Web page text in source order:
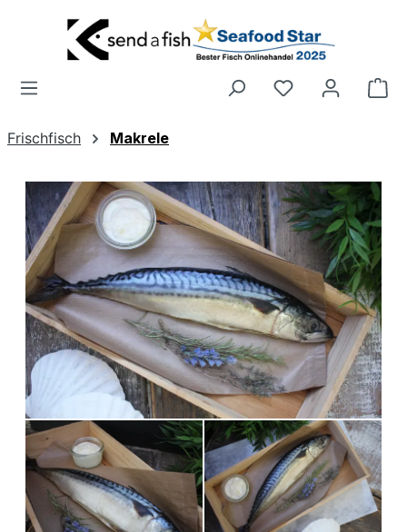
Zum Hauptinhalt springen
Frischfisch Makrele